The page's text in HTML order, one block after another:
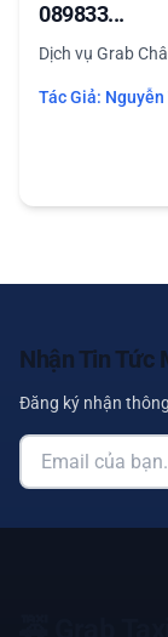
089833...
Dịch vụ Grab
Tác Giả: Nguyễn
Nhận Tin Tức
Đăng ký nhận